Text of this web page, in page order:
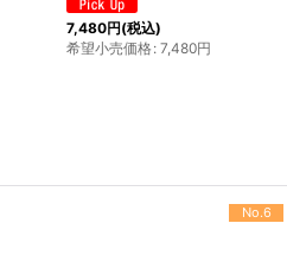
7,480円(税込)
希望小売価格: 7,480円
No.10